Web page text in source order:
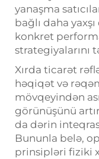
yanaşma
bağlı daha
konkret
strategiyalarını
Xırda ticarət
həqiqət və
mövqeyindən
görünüşünü
da dərin
Bununla belə,
prinsipləri fiziki